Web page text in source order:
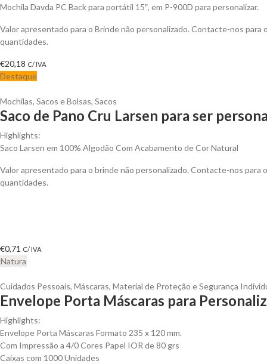
Mochila Davda PC Back para portátil 15″, em P-900D para personalizar.
Valor apresentado para o Brinde não personalizado. Contacte-nos
quantidades.
€20,18 C/ IVA
Destaque
Mochilas, Sacos e Bolsas, Sacos
Saco de Pano Cru Larsen para ser
Highlights:
Saco Larsen em 100% Algodão Com Acabamento de Cor Natural
Valor apresentado para o brinde não personalizado. Contacte-nos
quantidades.
€0,71 C/ IVA
Natura
Cuidados Pessoais, Máscaras, Material de Proteção e Segurança
Envelope Porta Máscaras para
Highlights:
Envelope Porta Máscaras Formato 235 x 120 mm.
Com Impressão a 4/0 Cores Papel IOR de 80 grs
Caixas com 1000 Unidades